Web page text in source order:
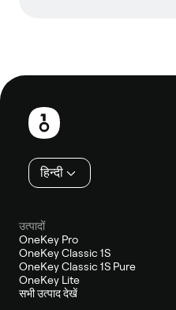
फ़ुटबाल
हिन्दी
उत्पादों
OneKey Pro
OneKey Classic 1S
OneKey Classic 1S Pure
OneKey Lite
सभी उत्पाद देखें